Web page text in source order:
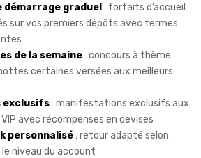
démarrage graduel : forfaits d’accueil
sur vos premiers dépôts avec termes
de la semaine: concours à thème
certaines versées aux meilleurs
exclusifs: manifestations exclusifs aux
avec récompenses en devises
personnalisé: retour adapté selon
le niveau du account